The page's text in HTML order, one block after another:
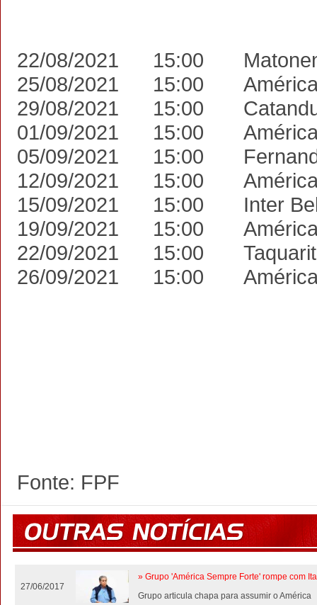
22/08/2021 15:00
25/08/2021
15:00
29/08/2021
15:00
01/09/2021
15:00
05/09/2021
15:00
12/09/2021
15:00
15/09/2021
15:00
Inter
19/09/2021
15:00
22/09/2021
15:00
26/09/2021
15:00
Fonte: FPF
27/06/2017
» Grupo 'América Sempre Forte' rompe com
Grupo articula chapa para assumir o América